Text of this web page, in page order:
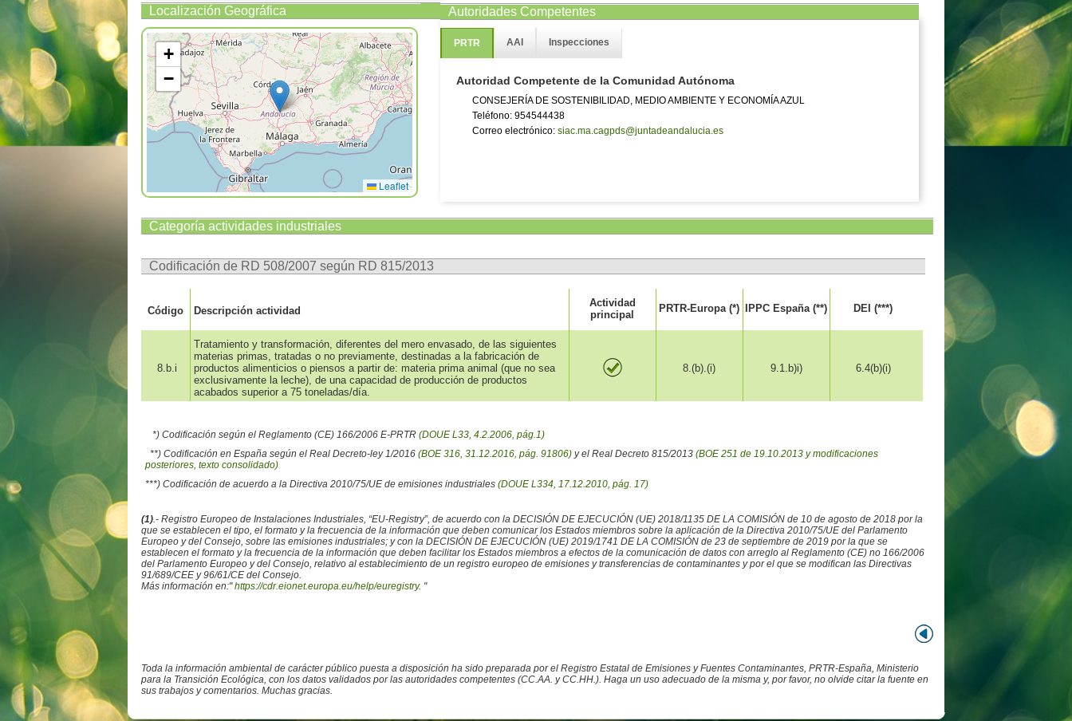
Localización Geográfica
+
−
Leaflet
y actualización de dicha dirección web.
Autoridades Competentes
PRTR AAI Inspecciones
Autoridad Competente de la Comunidad Autónoma
CONSEJERÍA DE SOSTENIBILIDAD, MEDIO AMBIENTE Y ECONOMÍA AZUL
Teléfono: 954544438
Correo electrónico: siac.ma.cagpds@juntadeandalucia.es
Categoría actividades industriales
Codificación de RD 508/2007 según RD 815/2013
Código Descripción actividad
Actividad
principal
PRTR-Europa (*) IPPC España (**) DEI (***)
8.b.i
Tratamiento y transformación, diferentes del mero envasado, de las siguientes
materias primas, tratadas o no previamente, destinadas a la fabricación de
productos alimenticios o piensos a partir de: materia prima animal (que no sea
exclusivamente la leche), de una capacidad de producción de productos
acabados superior a 75 toneladas/día.
8.(b).(i) 9.1.b)i) 6.4(b)(i)
*) Codificación según el Reglamento (CE) 166/2006 E-PRTR (DOUE L33, 4.2.2006, pág.1)
**) Codificación en España según el Real Decreto-ley 1/2016 (BOE 316, 31.12.2016, pág. 91806)y el Real Decreto 815/2013 (BOE 251 de 19.10.2013 y modificaciones
posteriores, texto consolidado)
***) Codificación de acuerdo a la Directiva 2010/75/UE de emisiones industriales (DOUE L334, 17.12.2010, pág. 17)
(1).- Registro Europeo de Instalaciones Industriales, “EU-Registry”, de acuerdo con la DECISIÓN DE EJECUCIÓN (UE) 2018/1135 DE LA COMISIÓN de 10 de agosto de 2018 por la
que se establecen el tipo, el formato y la frecuencia de la información que deben comunicar los Estados miembros sobre la aplicación de la Directiva 2010/75/UE del Parlamento
Europeo y del Consejo, sobre las emisiones industriales; y con la DECISIÓN DE EJECUCIÓN (UE) 2019/1741 DE LA COMISIÓN de 23 de septiembre de 2019 por la que se
establecen el formato y la frecuencia de la información que deben facilitar los Estados miembros a efectos de la comunicación de datos con arreglo al Reglamento (CE) no 166/2006
del Parlamento Europeo y del Consejo, relativo al establecimiento de un registro europeo de emisiones y transferencias de contaminantes y por el que se modifican las Directivas
91/689/CEE y 96/61/CE del Consejo.
Más información en:"https://cdr.eionet.europa.eu/help/euregistry. "
Toda la información ambiental de carácter público puesta a disposición ha sido preparada por el Registro Estatal de Emisiones y Fuentes Contaminantes, PRTR-España, Ministerio
para la Transición Ecológica, con los datos validados por las autoridades competentes (CC.AA. y CC.HH.). Haga un uso adecuado de la misma y, por favor, no olvide citar la fuente en
sus trabajos y comentarios. Muchas gracias.